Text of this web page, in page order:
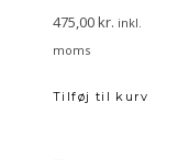
475,00kr. inkl.
moms
Tilføj til kurv